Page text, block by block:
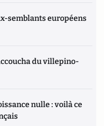
semblants européens
du villepino-
nulle : voilà ce